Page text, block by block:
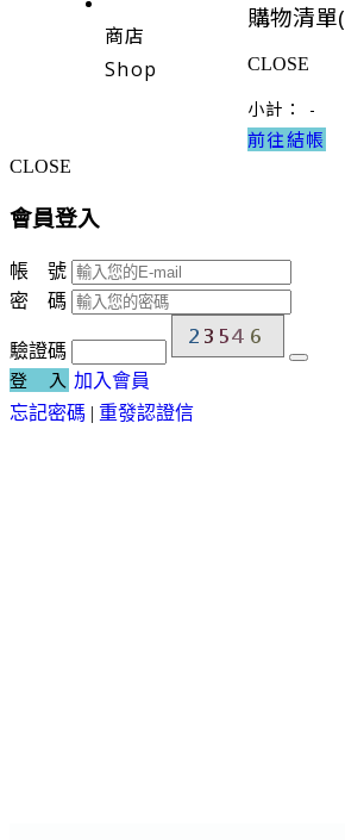
商店
Shop
購物清單(
CLOSE
小計： -
前往結帳
CLOSE
會員登入
帳 號
密 碼
驗證碼
登 入 加入會員
忘記密碼 | 重發認證信